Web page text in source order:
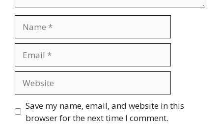
Save my name, email, and website in this
browser for the next time I comment.